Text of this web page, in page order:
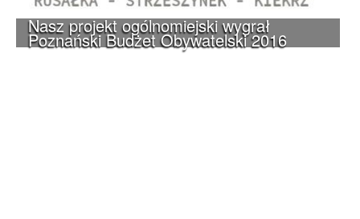
Nasz projekt ogólnomiejski wygrał
Poznański Budżet Obywatelski 2016